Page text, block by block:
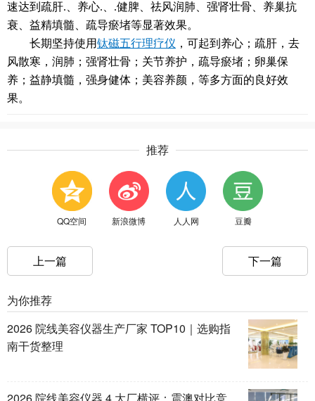
速达到疏肝.、养心.、.健脾、祛风润肺、强肾壮骨、养巢抗
衰、益精填髓、疏导瘀堵等显著效果。
长期坚持使用钛磁五行理疗仪 ，可起到养心；疏肝，去
风散寒，润肺；强肾壮骨；关节养护，疏导瘀堵；卵巢保
养；益静填髓，强身健体；美容养颜，等多方面的良好效
果。
推荐
QQ空间 新浪微博 人人网 豆瓣
上一篇 下一篇
为你推荐
2026 院线美容仪器生产厂家 TOP10｜选购指
南干货整理